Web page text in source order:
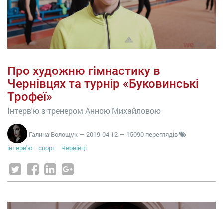
Про художню гімнастику в
Чернівцях та турнір «Буковинські
Трофеї»
Інтерв'ю з тренером Анною Михайловою
Галина Волощук — 2019-04-12 — 15090 переглядів
інтерв'ю
спорт Чернівці